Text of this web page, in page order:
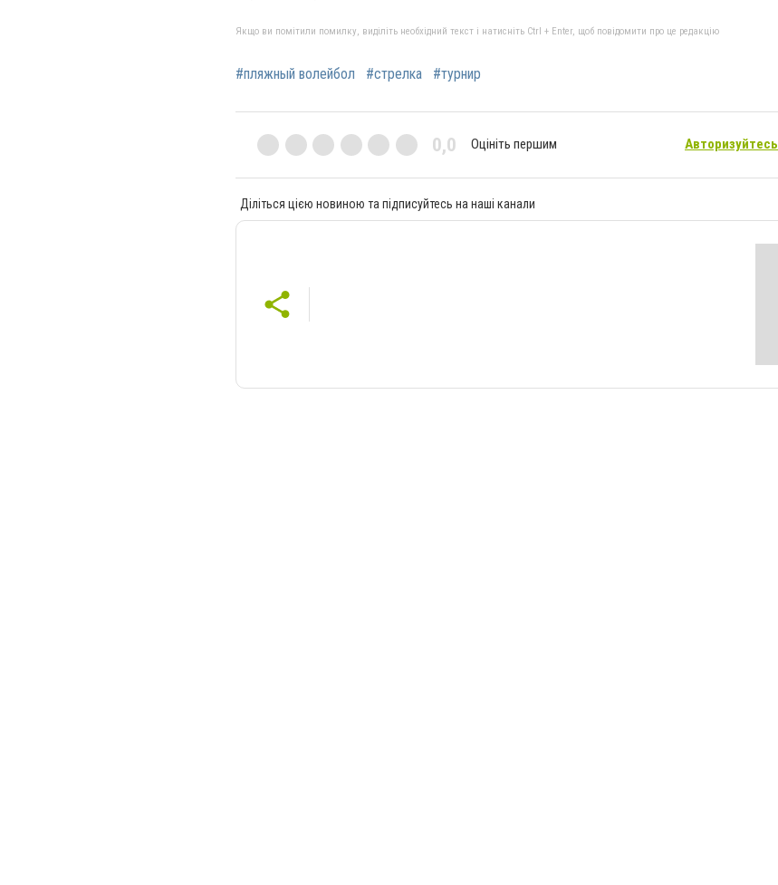
Якщо ви помітили помилку, виділіть необхідний текст і натисніть Ctrl + Enter, щоб повідомити про це редакцію
#пляжный волейбол #стрелка #турнир
0,0 Оцініть першим Авторизуйтесь
Діліться цією новиною та підписуйтесь на наші канали